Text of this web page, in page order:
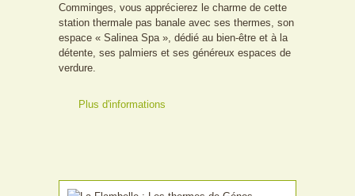
Comminges, vous apprécierez le charme de cette
station thermale pas banale avec ses thermes, son
espace « Salinea Spa », dédié au bien-être et à la
détente, ses palmiers et ses généreux espaces de
verdure.
Plus d'informations